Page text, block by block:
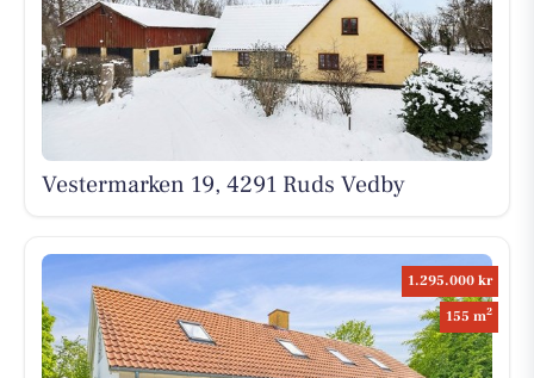
Vestermarken 19, 4291 Ruds Vedby
1.295.000 kr
155 m2